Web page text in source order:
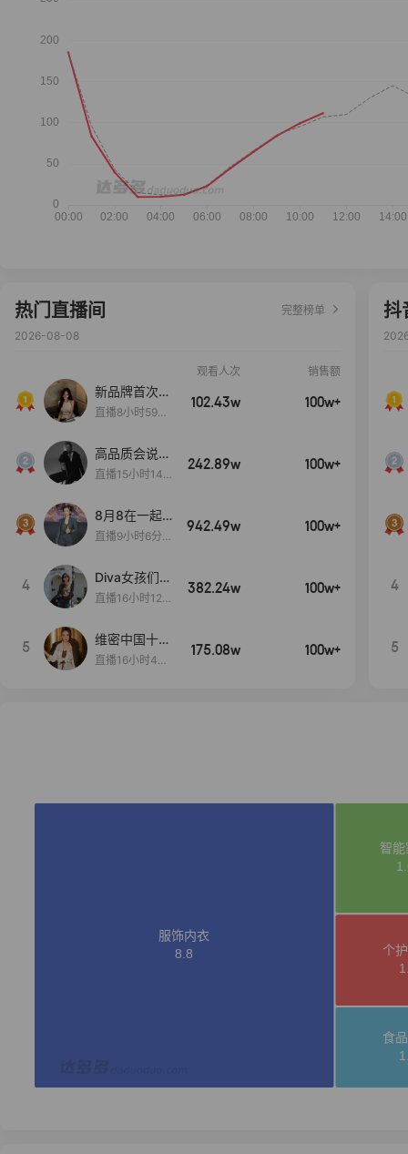
热门直播间
完整榜单
2026-08-08
观看人次 销售额
新品牌首次大
上新
直播8小时59分
102.43w 100w+
高品质会说
话….
直播15小时14
242.89w 100w+
8月8在一起
生日献礼盛典
直播9小时6分1
942.49w 100w+
4
Diva女孩们集
合啦~意大利
直播16小时12
382.24w 100w+
5
维密中国十周
年 与你如此
直播16小时48
175.08w 100w+
抖
4
5